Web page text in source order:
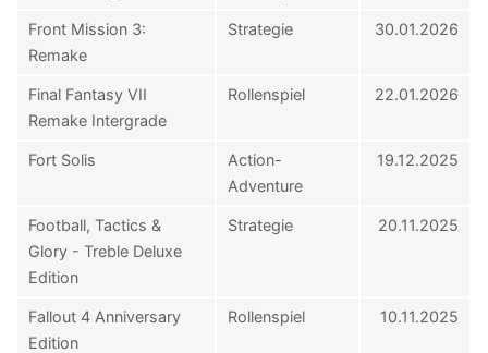
Front Mission 3:
Remake
Strategie 30.01.2026
Final Fantasy VII
Remake Intergrade
Rollenspiel 22.01.2026
Fort Solis
Action-
Adventure
19.12.2025
Football, Tactics &
Glory - Treble Deluxe
Edition
Strategie 20.11.2025
Fallout 4 Anniversary
Edition
Rollenspiel 10.11.2025